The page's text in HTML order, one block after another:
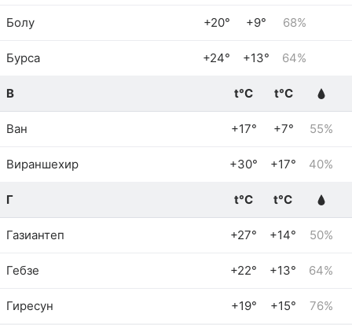
Болу +20° +9° 68%
Бурса +24° +13° 64%
В t°C t°C
Ван +17° +7° 55%
Вираншехир +30° +17° 40%
Г t°C t°C
Газиантеп +27° +14° 50%
Гебзе +22° +13° 64%
Гиресун +19° +15° 76%